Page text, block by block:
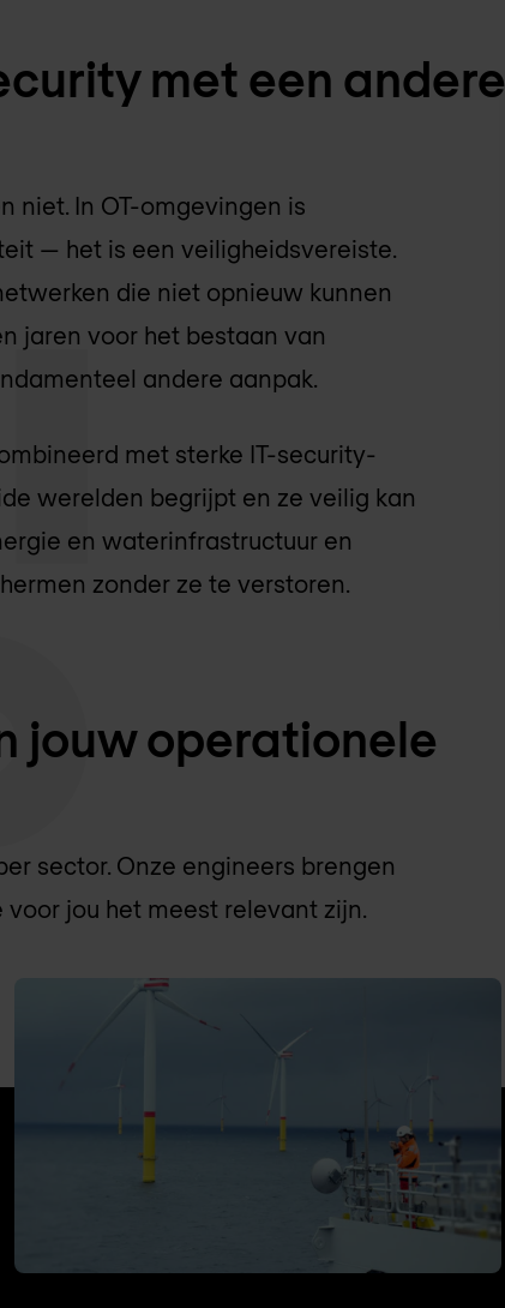
met een andere
niet. In OT-omgevingen is
— het is een veiligheidsvereiste.
die niet opnieuw kunnen
jaren voor het bestaan van
andere aanpak.
met sterke IT-security-
werelden begrijpt en ze veilig kan
en waterinfrastructuur en
zonder ze te verstoren.
jouw operationele
sector. Onze engineers brengen
jou het meest relevant zijn.